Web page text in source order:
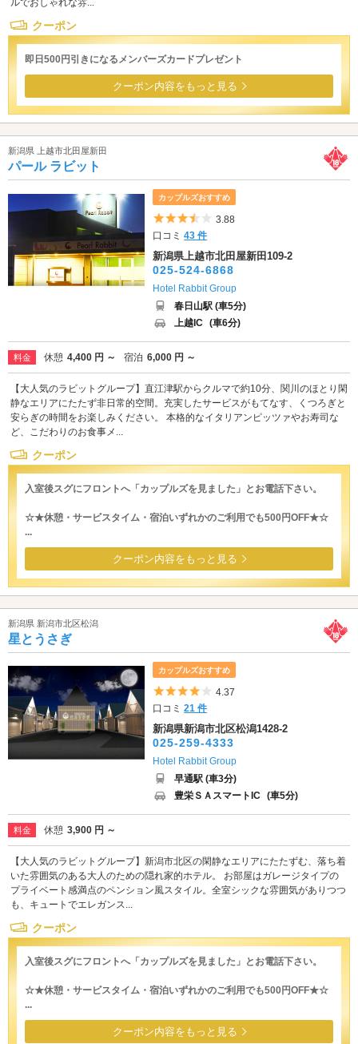
ルでおしゃれな雰...
クーポン
即日500円引きになるメンバーズカードプレゼント
クーポン内容をもっと見る
新潟県 上越市北田屋新田
パール ラビット
カップルズおすすめ
5つ星のうち3.5
3.88
口コミ43 件
新潟県上越市北田屋新田109-2
025-524-6868
Hotel Rabbit Group
春日山駅 (車5分)
上越IC (車6分)
料金 休憩 4,400 円 ～ 宿泊 6,000 円 ～
【大人気のラビットグループ】直江津駅からクルマで約10分、関川のほとり閑
静なエリアにたたず非日常的空間。充実したサービスがもてなす、くつろぎと
安らぎの時間をお楽しみください。 本格的なイタリアンピッツァやお寿司な
ど、こだわりのお食事メ...
クーポン
入室後スグにフロントへ「カップルズを見ました」とお電話下さい。
☆★休憩・サービスタイム・宿泊いずれかのご利用でも500円OFF★☆
...
クーポン内容をもっと見る
新潟県 新潟市北区松潟
星とうさぎ
カップルズおすすめ
5つ星のうち4
4.37
口コミ21 件
新潟県新潟市北区松潟1428-2
025-259-4333
Hotel Rabbit Group
早通駅 (車3分)
豊栄ＳＡスマートIC (車5分)
料金 休憩 3,900 円 ～
【大人気のラビットグループ】新潟市北区の閑静なエリアにたたずむ、落ち着
いた雰囲気のある大人のための隠れ家的ホテル。 お部屋はガレージタイプの
プライベート感満点のペンション風スタイル。全室シックな雰囲気がありつつ
も、キュートでエレガンス...
クーポン
入室後スグにフロントへ「カップルズを見ました」とお電話下さい。
☆★休憩・サービスタイム・宿泊いずれかのご利用でも500円OFF★☆
...
クーポン内容をもっと見る